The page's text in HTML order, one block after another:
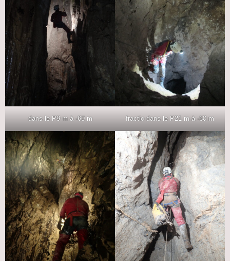
dans le P9 m à -60 m fractio dans le P21 m à -60 m